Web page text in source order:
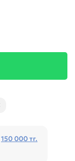
150 000 тг.